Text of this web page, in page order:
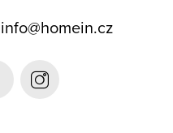
info@homein.cz